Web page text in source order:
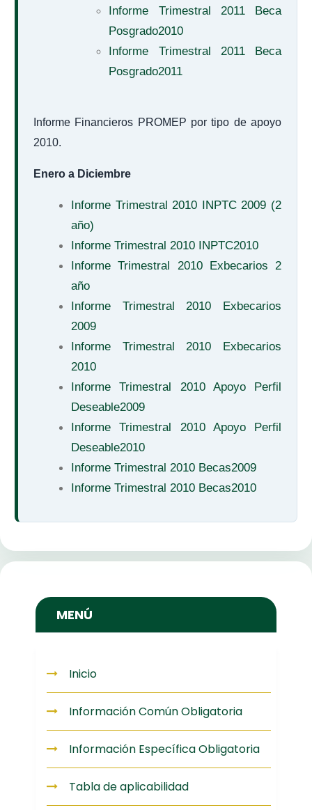
Informe Trimestral 2011 Beca
Posgrado2010
Informe Trimestral 2011 Beca
Posgrado2011
Informe Financieros PROMEP por tipo de apoyo
2010.
Enero a Diciembre
Informe Trimestral 2010 INPTC 2009 (2
año)
Informe Trimestral 2010 INPTC2010
Informe Trimestral 2010 Exbecarios 2
año
Informe Trimestral 2010 Exbecarios
2009
Informe Trimestral 2010 Exbecarios
2010
Informe Trimestral 2010 Apoyo Perfil
Deseable2009
Informe Trimestral 2010 Apoyo Perfil
Deseable2010
Informe Trimestral 2010 Becas2009
Informe Trimestral 2010 Becas2010
MENÚ
Inicio
Información Común Obligatoria
Información Específica Obligatoria
Tabla de aplicabilidad